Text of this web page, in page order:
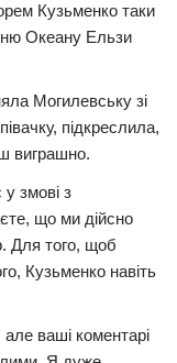
Кузьменко таки
Океану Ельзи
Могилевську зі
підкреслила,
виграшно.
змові з
що ми дійсно
Для того, щоб
Кузьменко навіть
ваші коментарі